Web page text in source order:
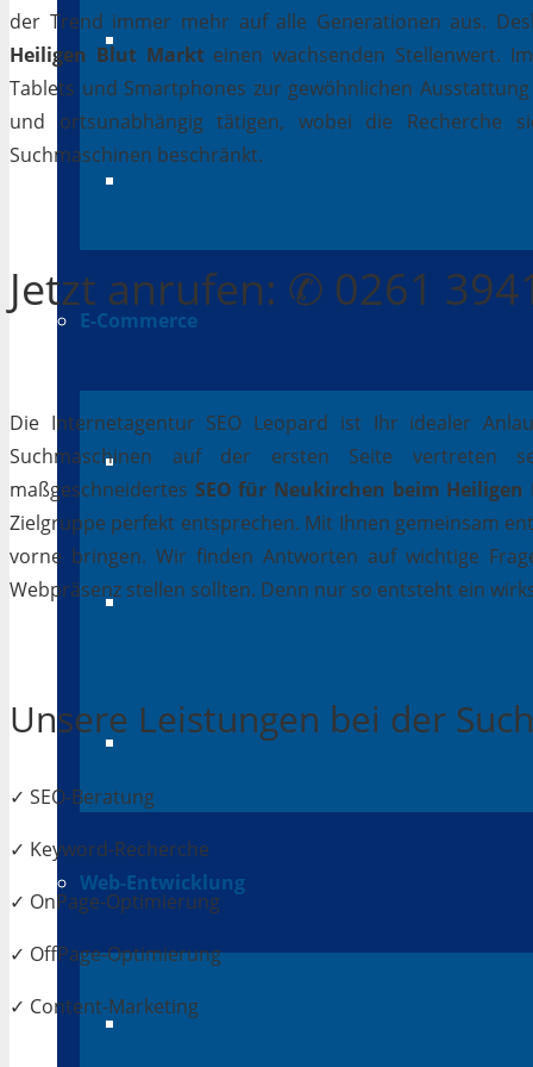
E-Commerce
Online Shops
Verkaufsplattformen
Preissuchmaschinen
Web-Entwicklung
Responsive Webdesign
der Trend immer mehr auf alle Generationen aus.
Heiligen Blut Markteinen wachsenden Stellenwert.
Tablets und Smartphones zur gewöhnlichen
und ortsunabhängig tätigen, wobei die Recherche
Suchmaschinen beschränkt.
Jetzt anrufen: ✆ 0261
Die Internetagentur SEO Leopard ist Ihr idealer
Suchmaschinen auf der ersten Seite vertreten
maßgeschneidertes SEO für Neukirchen beim
Zielgruppe perfekt entsprechen. Mit Ihnen gemeinsam
vorne bringen. Wir finden Antworten auf wichtige
Webpräsenz stellen sollten. Denn nur so entsteht ein
Unsere Leistungen bei der
✓ SEO-Beratung
✓ Keyword-Recherche
✓ OnPage-Optimierung
✓ OffPage-Optimierung
✓ Content-Marketing